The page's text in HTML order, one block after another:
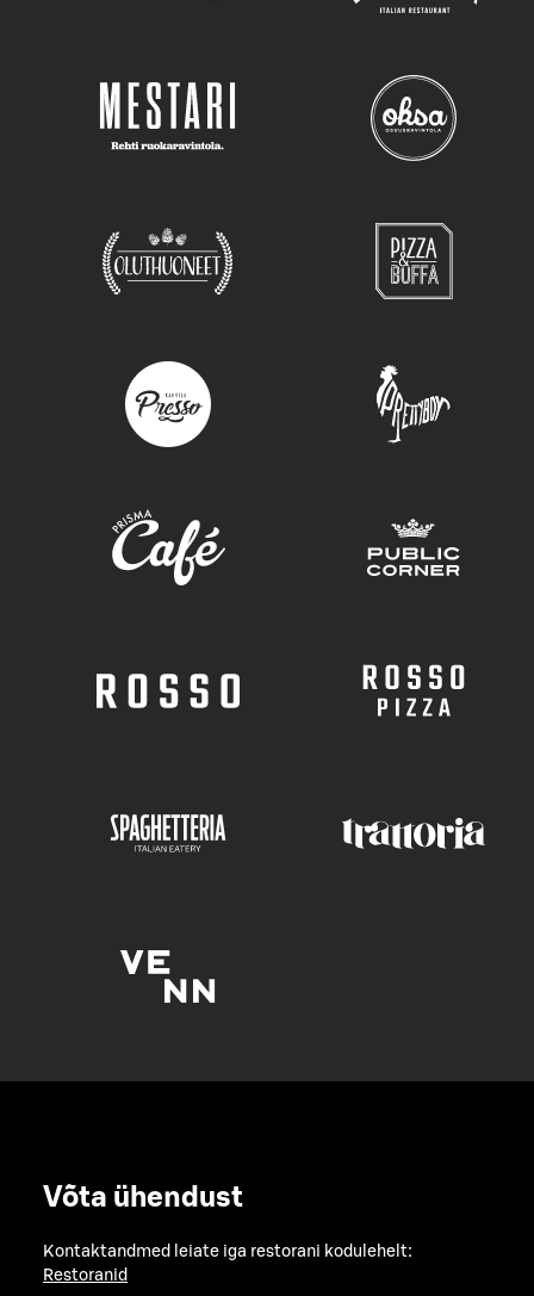
Võta ühendust
Kontaktandmed leiate iga restorani kodulehelt:
Restoranid